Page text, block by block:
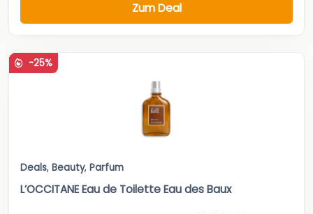
Zum Deal
-25%
Deals, Beauty, Parfum
L’OCCITANE Eau de Toilette Eau des Baux